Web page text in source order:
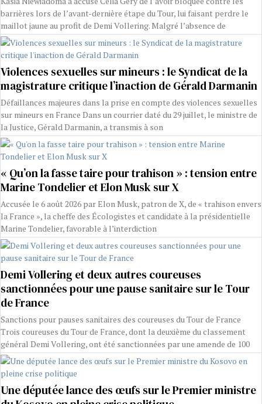
barrières lors de l’avant-dernière étape du Tour, lui faisant perdre le
maillot jaune au profit de Demi Vollering. Malgré l’absence de
Violences sexuelles sur mineurs : le Syndicat de la
magistrature critique l’inaction de Gérald Darmanin
Défaillances majeures dans la prise en compte des violences sexuelles
sur mineurs en France Dans un courrier daté du 29 juillet, le ministre de
la Justice, Gérald Darmanin, a transmis à son
« Qu’on la fasse taire pour trahison » : tension entre
Marine Tondelier et Elon Musk sur X
Accusée le 6 août 2026 par Elon Musk, patron de X, de « trahison envers
la France », la cheffe des Écologistes et candidate à la présidentielle
Marine Tondelier, favorable à l’interdiction
Demi Vollering et deux autres coureuses
sanctionnées pour une pause sanitaire sur le Tour
de France
Sanctions pour pauses sanitaires des coureuses du Tour de France
Trois coureuses du Tour de France, dont la deuxième du classement
général Demi Vollering, ont été sanctionnées par une amende de 100
Une députée lance des œufs sur le Premier ministre